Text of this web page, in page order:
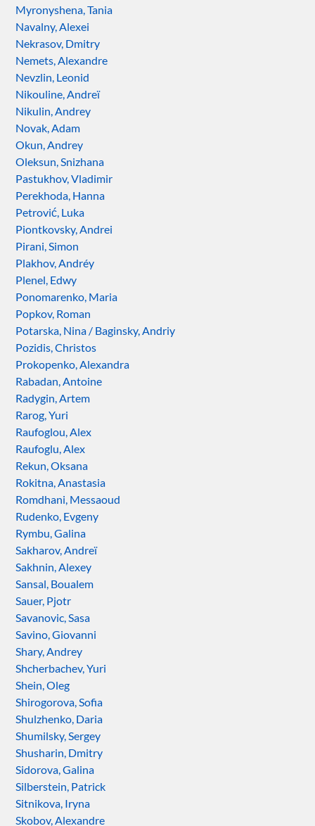
Myronyshena, Tania
Navalny, Alexei
Nekrasov, Dmitry
Nemets, Alexandre
Nevzlin, Leonid
Nikouline, Andreï
Nikulin, Andrey
Novak, Adam
Okun, Andrey
Oleksun, Snizhana
Pastukhov, Vladimir
Perekhoda, Hanna
Petrović, Luka
Piontkovsky, Andrei
Pirani, Simon
Plakhov, Andréy
Plenel, Edwy
Ponomarenko, Maria
Popkov, Roman
Potarska, Nina / Baginsky, Andriy
Pozidis, Christos
Prokopenko, Alexandra
Rabadan, Antoine
Radygin, Artem
Rarog, Yuri
Raufoglou, Alex
Raufoglu, Alex
Rekun, Oksana
Rokitna, Anastasia
Romdhani, Messaoud
Rudenko, Evgeny
Rymbu, Galina
Sakharov, Andreï
Sakhnin, Alexey
Sansal, Boualem
Sauer, Pjotr
Savanovic, Sasa
Savino, Giovanni
Shary, Andrey
Shcherbachev, Yuri
Shein, Oleg
Shirogorova, Sofia
Shulzhenko, Daria
Shumilsky, Sergey
Shusharin, Dmitry
Sidorova, Galina
Silberstein, Patrick
Sitnikova, Iryna
Skobov, Alexandre